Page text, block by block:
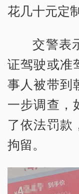
花几十元定
交警表
证驾驶或准
事人被带到
一步调查，
了依法罚款
拘留。